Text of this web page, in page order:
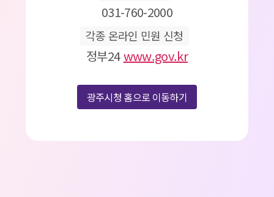
031-760-2000
각종 온라인 민원 신청
정부24www.gov.kr
광주시청 홈으로 이동하기